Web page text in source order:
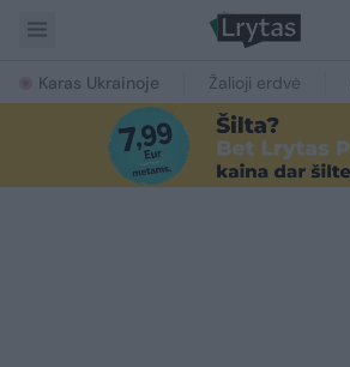
Karas Ukrainoje Žalioji erdvė